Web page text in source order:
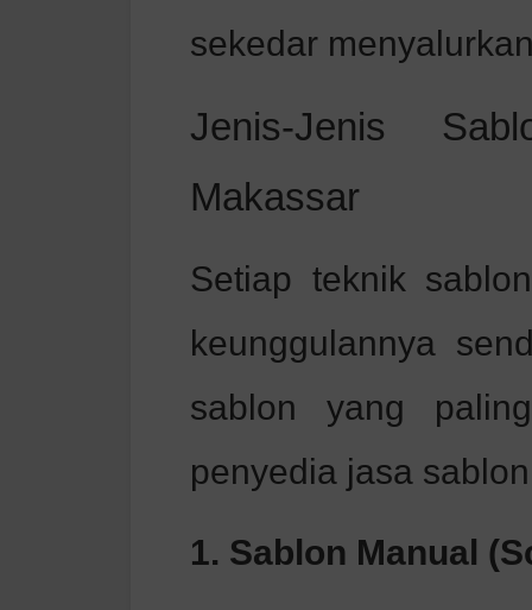
sekedar
Jenis-Jenis
Makassar
Setiap teknik
keunggulannya
sablon yang
penyedia jasa
1. Sablon Manual